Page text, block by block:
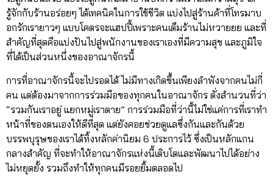
รู้จักกับร้านอร่อยๆ ได้เทคนิคในการใช้ชีวิต แบ่งไปสู่ร้านค้าที่โทรมาบ
อกรักเรายาวๆ แบบโคตรจะแฮปปี้เพราะคนเต็มร้านไม่หวายยย และที่
สำคัญที่สุดคือแบ่งปันไปสู่พนักงานของเราเองที่มีความสุข และภูมิใจ
ที่ได้เป็นส่วนหนึ่งของอาณาจักรนี้
การที่อาณาจักรนี้จะไปรอดได้ ไม่มีทางเกิดขึ้นเพียงลำพังจากคนไม่กี่
คน แต่ต้องมาจากการร่วมมือของทุกคนในอาณาจักร ดั่งสำนวนที่ว่า
“รวมกันเราอยู่ แยกหมู่เราตาย” การร่วมมือที่ว่านี้ไม่ใช่แค่การที่เราทำ
หน้าที่ของตนเองให้ดีที่สุด แต่ยังคอยช่วยดูแลซึ่งกันและกันด้วย
บรรพบุรุษของเราได้ทิ้งหลักค่านิยม 6 ประการไว้ ซึ่งเป็นหลักแกน
กลางสำคัญ ที่จะทำให้อาณาจักรแห่งนี้เติบโตและพัฒนาไปได้อย่าง
ไม่หยุดยั้ง รวมถึงทำให้ทุกคนมีรอยยิ้มตลอดไป